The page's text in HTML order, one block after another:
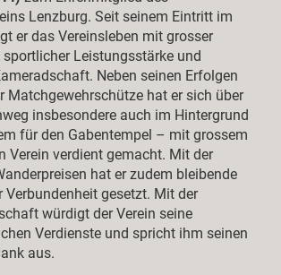
Lenzburg. Seit seinem Eintritt im
er das Vereinsleben mit grosser
sportlicher Leistungsstärke und
Neben seinen Erfolgen
Matchgewehrschütze hat er sich über
insbesondere auch im Hintergrund
für den Gabentempel – mit grossem
Verein verdient gemacht. Mit der
hat er zudem bleibende
Verbundenheit gesetzt. Mit der
würdigt der Verein seine
Verdienste und spricht ihm seinen
aus.